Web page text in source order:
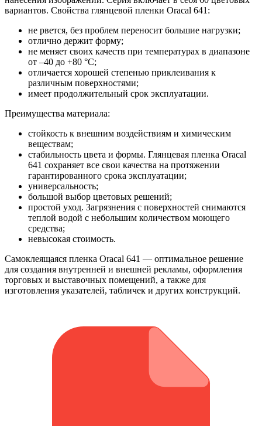
вариантов. Свойства глянцевой пленки Oracal 641:
не рвется, без проблем переносит большие нагрузки;
отлично держит форму;
не меняет своих качеств при температурах в диапазоне
от –40 до +80 °С;
отличается хорошей степенью приклеивания к
различным поверхностями;
имеет продолжительный срок эксплуатации.
Преимущества материала:
стойкость к внешним воздействиям и химическим
веществам;
стабильность цвета и формы. Глянцевая пленка Oracal
641 сохраняет все свои качества на протяжении
гарантированного срока эксплуатации;
универсальность;
большой выбор цветовых решений;
простой уход. Загрязнения с поверхностей снимаются
теплой водой с небольшим количеством моющего
средства;
невысокая стоимость.
Самоклеящаяся пленка Oracal 641 — оптимальное решение
для создания внутренней и внешней рекламы, оформления
торговых и выставочных помещений, а также для
изготовления указателей, табличек и других конструкций.